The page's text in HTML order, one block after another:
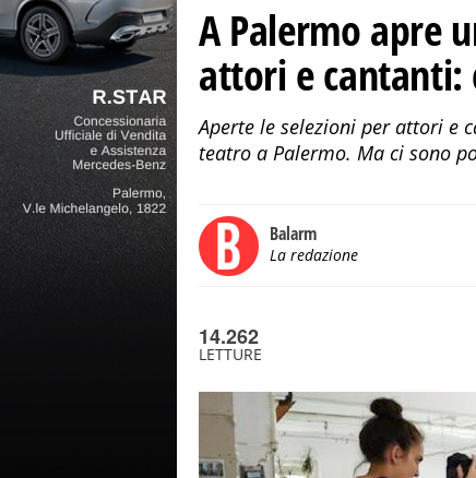
A Palermo apre
attori e cantanti:
Aperte le selezioni per attori e
teatro a Palermo. Ma ci sono
Balarm
La redazione
14.262
LETTURE